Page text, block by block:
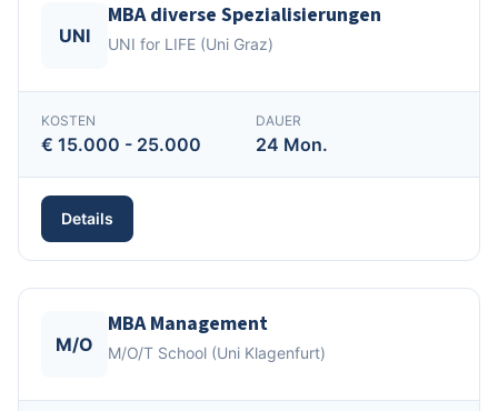
UNI
MBA diverse Spezialisierungen
UNI for LIFE (Uni Graz)
KOSTEN
€ 15.000 - 25.000
DAUER
24 Mon.
Details
M/O
MBA Management
M/O/T School (Uni Klagenfurt)